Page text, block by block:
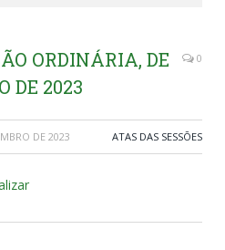
ORDINÁRIA, DE
DE 2023
0
DE 2023 ATAS DAS SESSÕES